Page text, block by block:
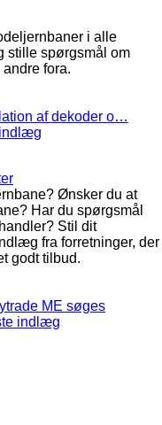
i alle
stille spørgsmål om
fora.
af dekoder o…
Ønsker du at
Har du spørgsmål
Stil dit
fra forretninger, der
godt tilbud.
ME søges
indlæg